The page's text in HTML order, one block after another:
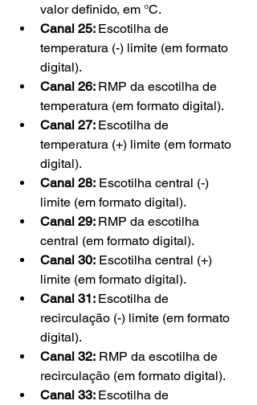
valor definido, em °C.
Canal 25: Escotilha de
temperatura (-) limite (em formato
digital).
Canal 26: RMP da escotilha de
temperatura (em formato digital).
Canal 27: Escotilha de
temperatura (+) limite (em formato
digital).
Canal 28: Escotilha central (-)
limite (em formato digital).
Canal 29: RMP da escotilha
central (em formato digital).
Canal 30: Escotilha central (+)
limite (em formato digital).
Canal 31: Escotilha de
recirculação (-) limite (em formato
digital).
Canal 32: RMP da escotilha de
recirculação (em formato digital).
Canal 33: Escotilha de